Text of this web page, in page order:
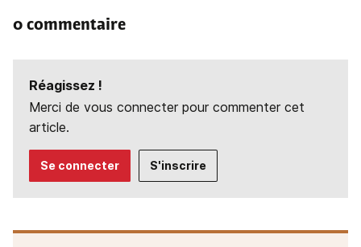
0 commentaire
Réagissez !
Merci de vous connecter pour commenter cet
article.
Se connecter S'inscrire